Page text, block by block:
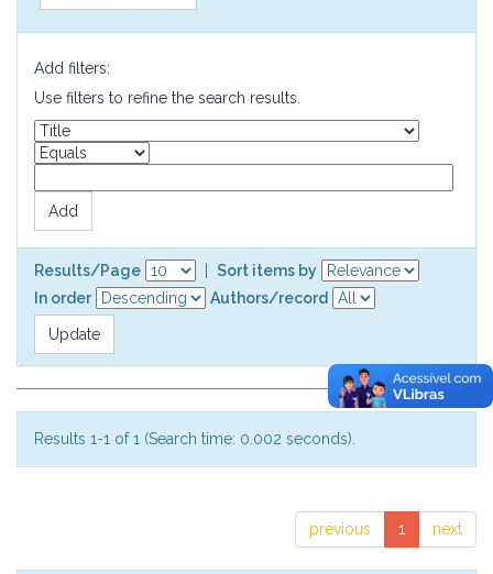
Add filters:
Use filters to refine the search results.
Results/Page
Sort items by
In order
Authors/record
Results 1-1 of 1 (Search time: 0.002 seconds).
previous 1 next